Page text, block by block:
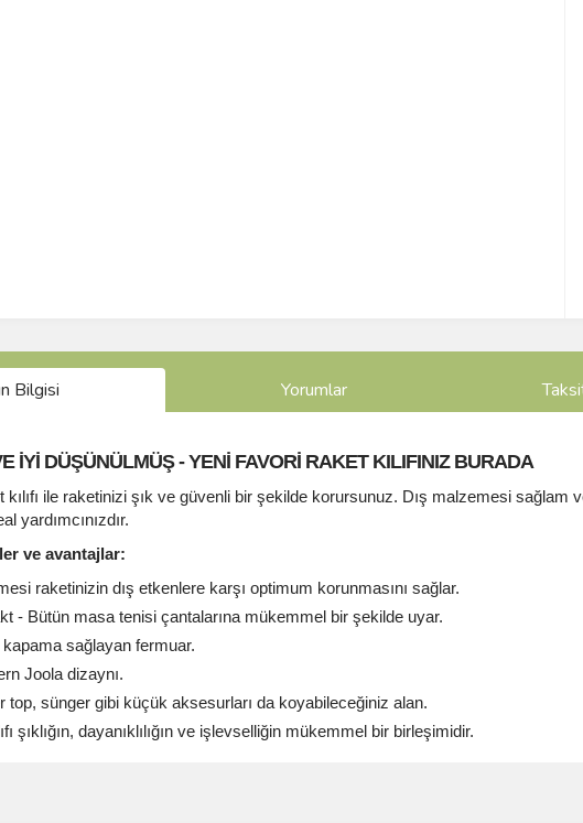
Bilgisi Yorumlar
İYİ DÜŞÜNÜLMÜŞ - YENİ FAVORİ RAKET KILIFINIZ BURADA
kılıfı ile raketinizi şık ve güvenli bir şekilde korursunuz. Dış malzemesi sağlam
yardımcınızdır.
ve avantajlar:
raketinizin dış etkenlere karşı optimum korunmasını sağlar.
- Bütün masa tenisi çantalarına mükemmel bir şekilde uyar.
sağlayan fermuar.
Joola dizaynı.
top, sünger gibi küçük aksesurları da koyabileceğiniz alan.
şıklığın, dayanıklılığın ve işlevselliğin mükemmel bir birleşimidir.